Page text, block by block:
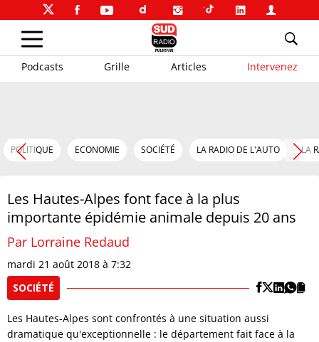
Podcasts Grille Articles Intervenez
POLITIQUE ECONOMIE SOCIÉTÉ LA RADIO DE L'AUTO LA
Les Hautes-Alpes font face à la plus
importante épidémie animale depuis 20 ans
Par Lorraine Redaud
mardi 21 août 2018 à 7:32
SOCIÉTÉ
Les Hautes-Alpes sont confrontés à une situation aussi
dramatique qu'exceptionnelle : le département fait face à la